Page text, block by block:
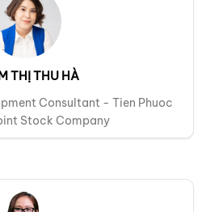
THỊ THU HÀ
Consultant - Tien Phuoc
Stock Company